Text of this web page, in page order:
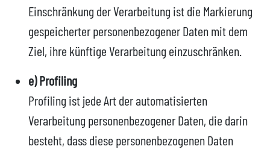
Einschränkung der Verarbeitung ist die Markierung
gespeicherter personenbezogener Daten mit dem
Ziel, ihre künftige Verarbeitung einzuschränken.
e) Profiling
Profiling ist jede Art der automatisierten
Verarbeitung personenbezogener Daten, die darin
besteht, dass diese personenbezogenen Daten